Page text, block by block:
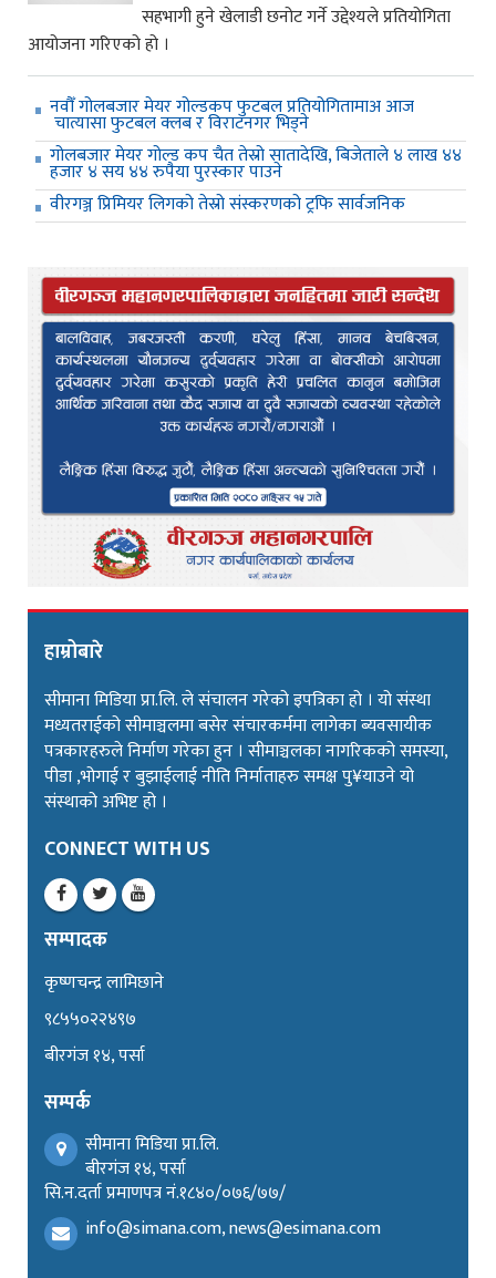
सहभागी हुने खेलाडी छनोट गर्ने उद्देश्यले प्रतियोगिता
आयोजना गरिएको हो ।
नवौँ गोलबजार मेयर गोल्डकप फुटबल प्रतियोगितामाअ आज
चात्यासा फुटबल क्लब र विराटनगर भिड्ने
गोलबजार मेयर गोल्ड कप चैत तेस्रो सातादेखि, बिजेताले ४ लाख ४४
हजार ४ सय ४४ रुपैया पुरस्कार पाउने
वीरगञ्ज प्रिमियर लिगको तेस्रो संस्करणको ट्रफि सार्वजनिक
हाम्रोबारे
सीमाना मिडिया प्रा.लि. ले संचालन गरेको इपत्रिका हो । यो संस्था
मध्यतराईको सीमाञ्चलमा बसेर संचारकर्ममा लागेका ब्यवसायीक
पत्रकारहरुले निर्माण गरेका हुन । सीमाञ्चलका नागरिकको समस्या,
पीडा ,भोगाई र बुझाईलाई नीति निर्माताहरु समक्ष पु¥याउने यो
संस्थाको अभिष्ट हो ।
CONNECT WITH US
सम्पादक
कृष्णचन्द्र लामिछाने
९८५५०२२४९७
बीरगंज १४, पर्सा
सम्पर्क
सीमाना मिडिया प्रा.लि.
बीरगंज १४, पर्सा
सि.न.दर्ता प्रमाणपत्र नं.१८४०/०७६/७७/
info@simana.com, news@esimana.com